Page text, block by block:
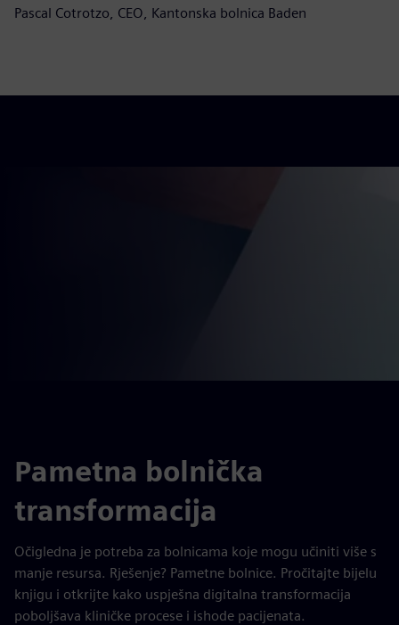
Pascal Cotrotzo, CEO, Kantonska bolnica Baden
Pametna bolnička
transformacija
Očigledna je potreba za bolnicama koje mogu učiniti više s
manje resursa. Rješenje? Pametne bolnice. Pročitajte bijelu
knjigu i otkrijte kako uspješna digitalna transformacija
poboljšava kliničke procese i ishode pacijenata.